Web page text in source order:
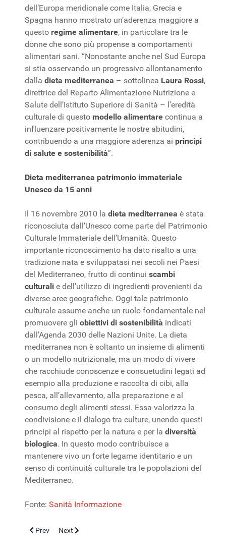
dell’Europa meridionale come Italia, Grecia e
Spagna hanno mostrato un’aderenza maggiore a
questo regime alimentare, in particolare tra le
donne che sono più propense a comportamenti
alimentari sani. “Nonostante anche nel Sud Europa
si stia osservando un progressivo allontanamento
dalla dieta mediterranea – sottolinea Laura Rossi,
direttrice del Reparto Alimentazione Nutrizione e
Salute dell’Istituto Superiore di Sanità – l’eredità
culturale di questo modello alimentare continua a
influenzare positivamente le nostre abitudini,
contribuendo a una maggiore aderenza ai principi
di salute e sostenibilità”.
Dieta mediterranea patrimonio immateriale
Unesco da 15 anni
Il 16 novembre 2010 la dieta mediterranea è stata
riconosciuta dall’Unesco come parte del Patrimonio
Culturale Immateriale dell’Umanità. Questo
importante riconoscimento ha dato risalto a una
tradizione nata e sviluppatasi nei secoli nei Paesi
del Mediterraneo, frutto di continui scambi
culturali e dell’utilizzo di ingredienti provenienti da
diverse aree geografiche. Oggi tale patrimonio
culturale assume anche un ruolo fondamentale nel
promuovere gli obiettivi di sostenibilità indicati
dall’Agenda 2030 delle Nazioni Unite. La dieta
mediterranea non è soltanto un insieme di alimenti
o un modello nutrizionale, ma un modo di vivere
che racchiude conoscenze e consuetudini legati ad
esempio alla produzione e raccolta di cibi, alla
pesca, all’allevamento, alla preparazione e al
consumo degli alimenti stessi. Essa valorizza la
condivisione e il dialogo tra culture, unendo questi
principi al rispetto per la natura e per la diversità
biologica. In questo modo contribuisce a
mantenere vivo un forte legame identitario e un
senso di continuità culturale tra le popolazioni del
Mediterraneo.
Fonte: Sanità Informazione
Previous article: IBD pediatrico, combo inibitore del TNF-α e
Prev Next article: Sindrome da tachicardia posturale nei
Next